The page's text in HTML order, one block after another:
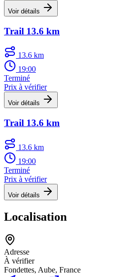
Voir détails
Trail 13.6 km
13.6 km
19:00
Terminé
Prix à vérifier
Voir détails
Trail 13.6 km
13.6 km
19:00
Terminé
Prix à vérifier
Voir détails
Localisation
Adresse
À vérifier
Fondettes, Aube, France